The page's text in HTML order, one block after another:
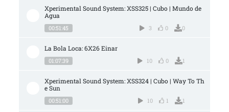
Xperimental Sound System: XSS325 | Cubo | Mundo de
Agua
00:51:45 3 0 0
La Bola Loca: 6X26 Einar
01:07:39 10 0 1
Xperimental Sound System: XSS324 | Cubo | Way To Th
e Sun
00:51:00 10 1 1